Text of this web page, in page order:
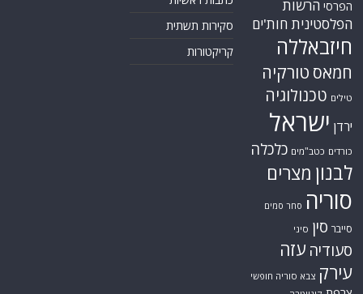
הפרסי הרשות
הפלסטינית חות'ים
חיזבאללה
חמאס טורקיה
טילים טכנולוגיה
ירדן ישראל
כורדים כטב"מים כלכלה
לבנון מצרים
סוריה סחר סמים
סייבר סין סיני
סעודיה עזה
עירק צבא סוריה חופשי
סקירות תשתית
קריקטורות